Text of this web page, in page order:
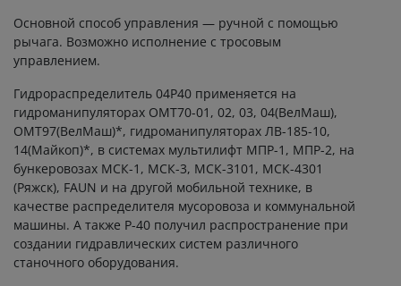
Основной способ управления — ручной с помощью
рычага. Возможно исполнение с тросовым
управлением.
Гидрораспределитель 04Р40 применяется на
гидроманипуляторах ОМТ70-01, 02, 03, 04(ВелМаш),
ОМТ97(ВелМаш)*, гидроманипуляторах ЛВ-185-10,
14(Майкоп)*, в системах мультилифт МПР-1, МПР-2, на
бункеровозах МСК-1, МСК-3, МСК-3101, МСК-4301
(Ряжск), FAUN и на другой мобильной технике, в
качестве распределителя мусоровоза и коммунальной
машины. А также Р-40 получил распространение при
создании гидравлических систем различного
станочного оборудования.